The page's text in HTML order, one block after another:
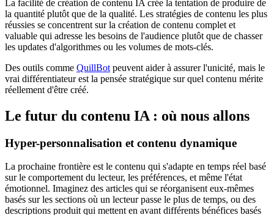
La facilité de création de contenu IA crée la tentation de produire de
la quantité plutôt que de la qualité. Les stratégies de contenu les plus
réussies se concentrent sur la création de contenu complet et
valuable qui adresse les besoins de l'audience plutôt que de chasser
les updates d'algorithmes ou les volumes de mots-clés.
Des outils comme QuillBot peuvent aider à assurer l'unicité, mais le
vrai différentiateur est la pensée stratégique sur quel contenu mérite
réellement d'être créé.
Le futur du contenu IA : où nous allons
Hyper-personnalisation et contenu dynamique
La prochaine frontière est le contenu qui s'adapte en temps réel basé
sur le comportement du lecteur, les préférences, et même l'état
émotionnel. Imaginez des articles qui se réorganisent eux-mêmes
basés sur les sections où un lecteur passe le plus de temps, ou des
descriptions produit qui mettent en avant différents bénéfices basés